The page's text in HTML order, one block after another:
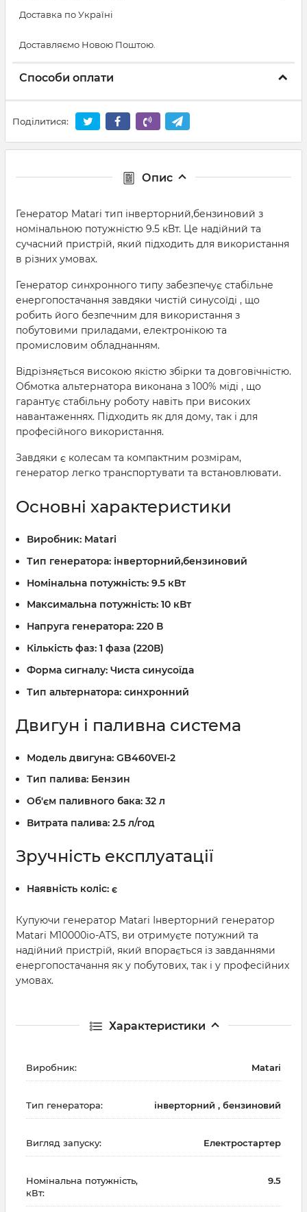
Доставка по Україні
Доставляємо Новою Поштою.
Способи оплати
Поділитися:
Опис
Генератор Matari тип інверторний,бензиновий з
номінальною потужністю 9.5 кВт. Це надійний та
сучасний пристрій, який підходить для використання
в різних умовах.
Генератор синхронного типу забезпечує стабільне
енергопостачання завдяки чистій синусоїді , що
робить його безпечним для використання з
побутовими приладами, електронікою та
промисловим обладнанням.
Відрізняється високою якістю збірки та довговічністю.
Обмотка альтернатора виконана з 100% міді , що
гарантує стабільну роботу навіть при високих
навантаженнях. Підходить як для дому, так і для
професійного використання.
Завдяки є колесам та компактним розмірам,
генератор легко транспортувати та встановлювати.
Основні характеристики
Виробник: Matari
Тип генератора: інверторний,бензиновий
Номінальна потужність: 9.5 кВт
Максимальна потужність: 10 кВт
Напруга генератора: 220 В
Кількість фаз: 1 фаза (220В)
Форма сигналу: Чиста синусоїда
Тип альтернатора: синхронний
Двигун і паливна система
Модель двигуна: GB460VEI-2
Тип палива: Бензин
Об'єм паливного бака: 32 л
Витрата палива: 2.5 л/год
Зручність експлуатації
Наявність коліс: є
Купуючи генератор Matari Інверторний генератор
Matari M10000io-ATS, ви отримуєте потужний та
надійний пристрій, який впорається із завданнями
енергопостачання як у побутових, так і у професійних
умовах.
Характеристики
Виробник: Matari
Тип генератора: інверторний , бензиновий
Вигляд запуску: Електростартер
Номінальна потужність,
кВт:
9.5